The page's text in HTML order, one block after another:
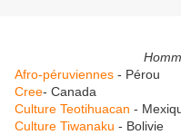
Afro-péruviennes - Pérou
Cree- Canada
Culture Teotihuacan -
Culture Tiwanaku - Bolivie